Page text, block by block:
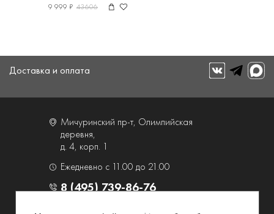
9 999 ₽ 43606
Доставка и оплата
Мичуринский пр-т, Олимпийская
деревня,
д. 4, корп. 1
Ежедневно с 11.00 до 21.00
8 (495) 739-86-76